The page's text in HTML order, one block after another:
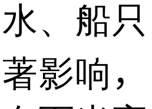
、船只
影响 ，